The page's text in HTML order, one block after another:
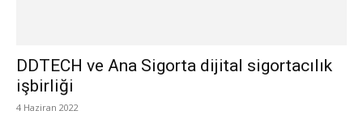
DDTECH ve Ana Sigorta dijital sigortacılık
işbirliği
4 Haziran 2022